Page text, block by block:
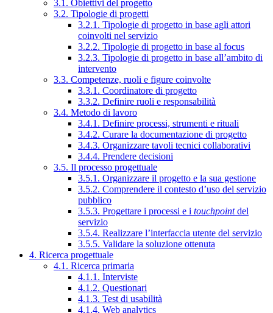
3.1. Obiettivi del progetto
3.2. Tipologie di progetti
3.2.1. Tipologie di progetto in base agli attori
coinvolti nel servizio
3.2.2. Tipologie di progetto in base al focus
3.2.3. Tipologie di progetto in base all’ambito di
intervento
3.3. Competenze, ruoli e figure coinvolte
3.3.1. Coordinatore di progetto
3.3.2. Definire ruoli e responsabilità
3.4. Metodo di lavoro
3.4.1. Definire processi, strumenti e rituali
3.4.2. Curare la documentazione di progetto
3.4.3. Organizzare tavoli tecnici collaborativi
3.4.4. Prendere decisioni
3.5. Il processo progettuale
3.5.1. Organizzare il progetto e la sua gestione
3.5.2. Comprendere il contesto d’uso del servizio
pubblico
3.5.3. Progettare i processi e i touchpointdel
servizio
3.5.4. Realizzare l’interfaccia utente del servizio
3.5.5. Validare la soluzione ottenuta
4. Ricerca progettuale
4.1. Ricerca primaria
4.1.1. Interviste
4.1.2. Questionari
4.1.3. Test di usabilità
4.1.4. Web analytics